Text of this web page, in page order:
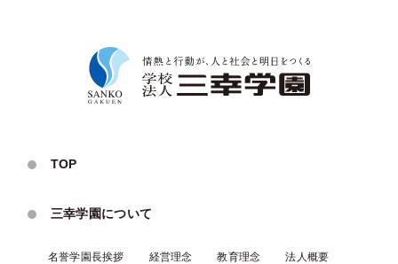
TOP
三幸学園について
名誉学園⻑挨拶 経営理念 教育理念 法人概要